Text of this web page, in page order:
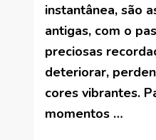
instantânea, são
antigas, com o
preciosas
deteriorar,
cores vibrantes.
momentos …